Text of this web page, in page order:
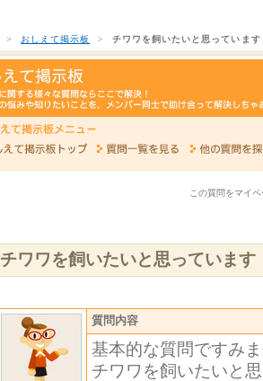
> おしえて掲示板 > チワワを飼いたいと思っています
この質問をマイ
チワワを飼いたいと思っています
質問内容
基本的な質問ですみ
チワワを飼いたいと